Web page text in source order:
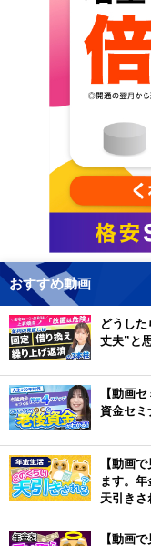
おすすめ動画
どうし
丈夫”と
【動画
資金セミ
【動画
ます。
天引きさ
【動画